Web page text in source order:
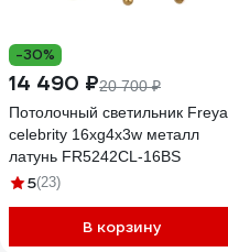
-30%
14 490 ₽20 700 ₽
Потолочный светильник Freya
celebrity 16хg4x3w металл
латунь FR5242CL-16BS
5(23)
В корзину